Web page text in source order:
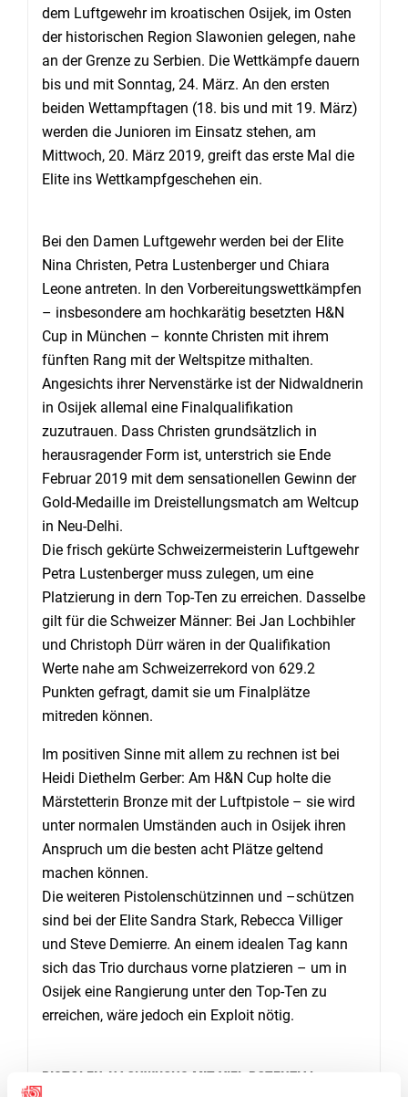
dem Luftgewehr im kroatischen Osijek, im Osten
der historischen Region Slawonien gelegen, nahe
an der Grenze zu Serbien. Die Wettkämpfe dauern
bis und mit Sonntag, 24. März. An den ersten
beiden Wettampftagen (18. bis und mit 19. März)
werden die Junioren im Einsatz stehen, am
Mittwoch, 20. März 2019, greift das erste Mal die
Elite ins Wettkampfgeschehen ein.
Bei den Damen Luftgewehr werden bei der Elite
Nina Christen, Petra Lustenberger und Chiara
Leone antreten. In den Vorbereitungswettkämpfen
– insbesondere am hochkarätig besetzten H&N
Cup in München – konnte Christen mit ihrem
fünften Rang mit der Weltspitze mithalten.
Angesichts ihrer Nervenstärke ist der Nidwaldnerin
in Osijek allemal eine Finalqualifikation
zuzutrauen. Dass Christen grundsätzlich in
herausragender Form ist, unterstrich sie Ende
Februar 2019 mit dem sensationellen Gewinn der
Gold-Medaille im Dreistellungsmatch am Weltcup
in Neu-Delhi.
Die frisch gekürte Schweizermeisterin Luftgewehr
Petra Lustenberger muss zulegen, um eine
Platzierung in dern Top-Ten zu erreichen. Dasselbe
gilt für die Schweizer Männer: Bei Jan Lochbihler
und Christoph Dürr wären in der Qualifikation
Werte nahe am Schweizerrekord von 629.2
Punkten gefragt, damit sie um Finalplätze
mitreden können.
Im positiven Sinne mit allem zu rechnen ist bei
Heidi Diethelm Gerber: Am H&N Cup holte die
Märstetterin Bronze mit der Luftpistole – sie wird
unter normalen Umständen auch in Osijek ihren
Anspruch um die besten acht Plätze geltend
machen können.
Die weiteren Pistolenschützinnen und –schützen
sind bei der Elite Sandra Stark, Rebecca Villiger
und Steve Demierre. An einem idealen Tag kann
sich das Trio durchaus vorne platzieren – um in
Osijek eine Rangierung unter den Top-Ten zu
erreichen, wäre jedoch ein Exploit nötig.
PISTOLEN-NACHWUCHS MIT VIEL POTENZIAL